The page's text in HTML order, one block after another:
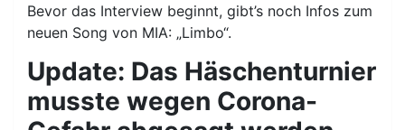
Bevor das Interview beginnt, gibt’s noch Infos zum
neuen Song von MIA: „Limbo“.
Update: Das Häschenturnier
musste wegen Corona-